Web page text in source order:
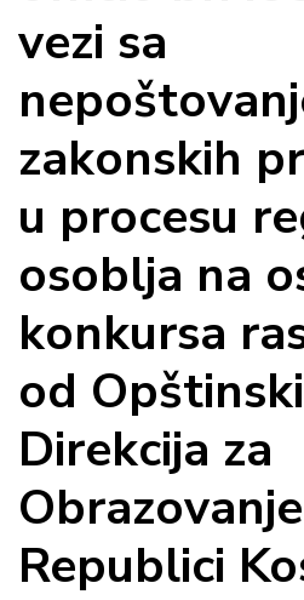
vezi sa
zakonskih
u procesu
osoblja na
konkursa
od
Direkcija za
Republici